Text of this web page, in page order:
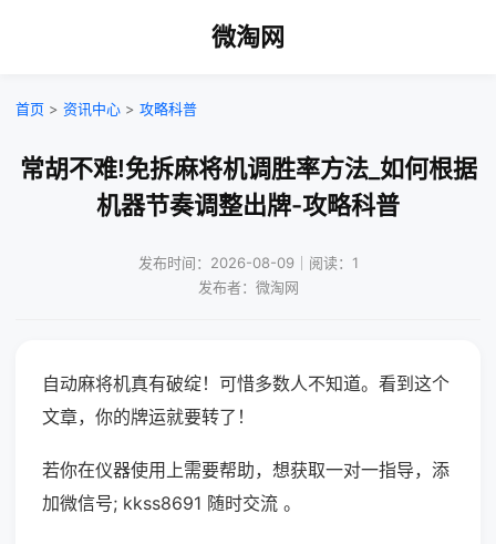
微淘网
首页 > 资讯中心 > 攻略科普
常胡不难!免拆麻将机调胜率方法_如何根据
机器节奏调整出牌-攻略科普
发布时间：2026-08-09｜阅读：1
发布者：微淘网
自动麻将机真有破绽！可惜多数人不知道。看到这个
文章，你的牌运就要转了！
若你在仪器使用上需要帮助，想获取一对一指导，添
加微信号; kkss8691 随时交流 。